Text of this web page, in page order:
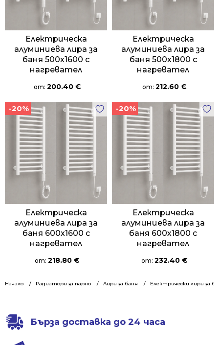
Начало Радиатори за парно Лири за баня Електрически лири за
Електрическа
алуминиева лира за
баня 500х1600 с
нагревател
от: 200.40 €
Електрическа
алуминиева лира за
баня 500х1800 с
нагревател
от: 212.60 €
-20%
Електрическа
алуминиева лира за
баня 600х1600 с
нагревател
от: 218.80 €
-20%
Електрическа
алуминиева лира за
баня 600х1800 с
нагревател
от: 232.40 €
Бърза доставка до 24 часа